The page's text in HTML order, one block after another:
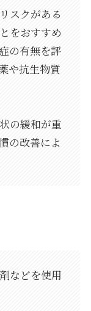
スクがある
をおすすめ
の有無を評
や抗生物質
の緩和が重
の改善によ
などを使用